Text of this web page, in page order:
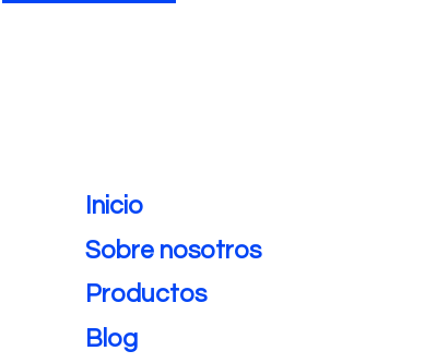
Inicio
Sobre nosotros
Productos
Blog